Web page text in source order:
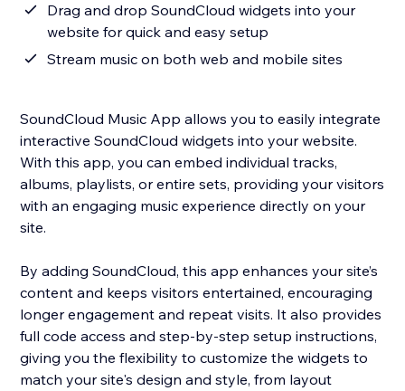
Drag and drop SoundCloud widgets into your
website for quick and easy setup
Stream music on both web and mobile sites
SoundCloud Music App allows you to easily integrate
interactive SoundCloud widgets into your website.
With this app, you can embed individual tracks,
albums, playlists, or entire sets, providing your visitors
with an engaging music experience directly on your
site.
By adding SoundCloud, this app enhances your site’s
content and keeps visitors entertained, encouraging
longer engagement and repeat visits. It also provides
full code access and step-by-step setup instructions,
giving you the flexibility to customize the widgets to
match your site's design and style, from layout